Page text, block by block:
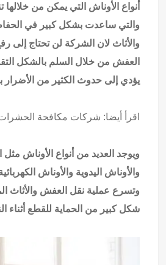
أنواع الأوناش التي يمكن من خلالها
والتي ساعدت بشكل كبير في
والأثاث لان الشركة لن تحتاج إلى
العفش من خلال السلم بالشكل
يؤدي إلى حدوث الكثير من
اقرأ أيضا: شركات مكافحة
ويوجد العديد من أنواع الأوناش مثل
والأوناش اليدوية والأوناش
وتسرع عملية نقل العفش والأثاث
شكل كبير من الحماية للقطع أثناء